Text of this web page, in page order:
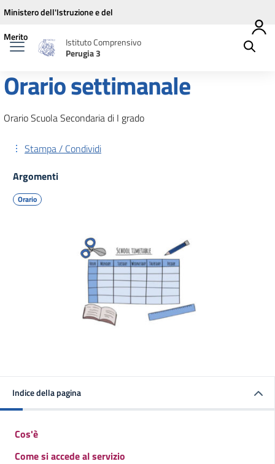
Vai ai contenuti
Vai al menu di navigazione
Vai al footer
Ministero dell'Istruzione e del
Merito
Istituto Comprensivo
Perugia 3
Orario settimanale
Orario Scuola Secondaria di I grado
Stampa / Condividi
Argomenti
Orario
Indice della pagina
Cos'è
Come si accede al servizio